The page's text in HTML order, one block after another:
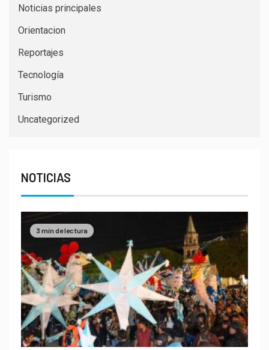
Noticias principales
Orientacion
Reportajes
Tecnología
Turismo
Uncategorized
NOTICIAS
3 min de lectura